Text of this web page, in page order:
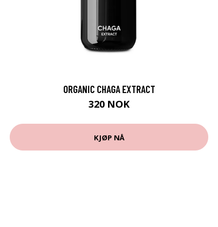
ORGANIC CHAGA EXTRACT
320 NOK
KJØP NÅ